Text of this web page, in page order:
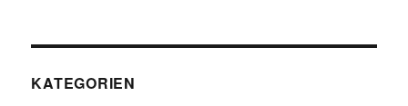
KATEGORIEN